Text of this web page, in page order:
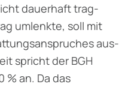
dauerhaft trag­
umlenkte, soll mit
aus­
spricht der BGH
% an. Da das